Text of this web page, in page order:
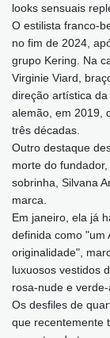
looks sensuais
O estilista franco-
no fim de 2024,
grupo Kering. Na
Virginie Viard,
direção artística
alemão, em 2019,
três décadas.
Outro destaque
morte do
sobrinha, Silvana
marca.
Em janeiro, ela já
definida como "um
originalidade",
luxuosos vestidos
rosa-nude e verde-
Os desfiles de
que recentemente